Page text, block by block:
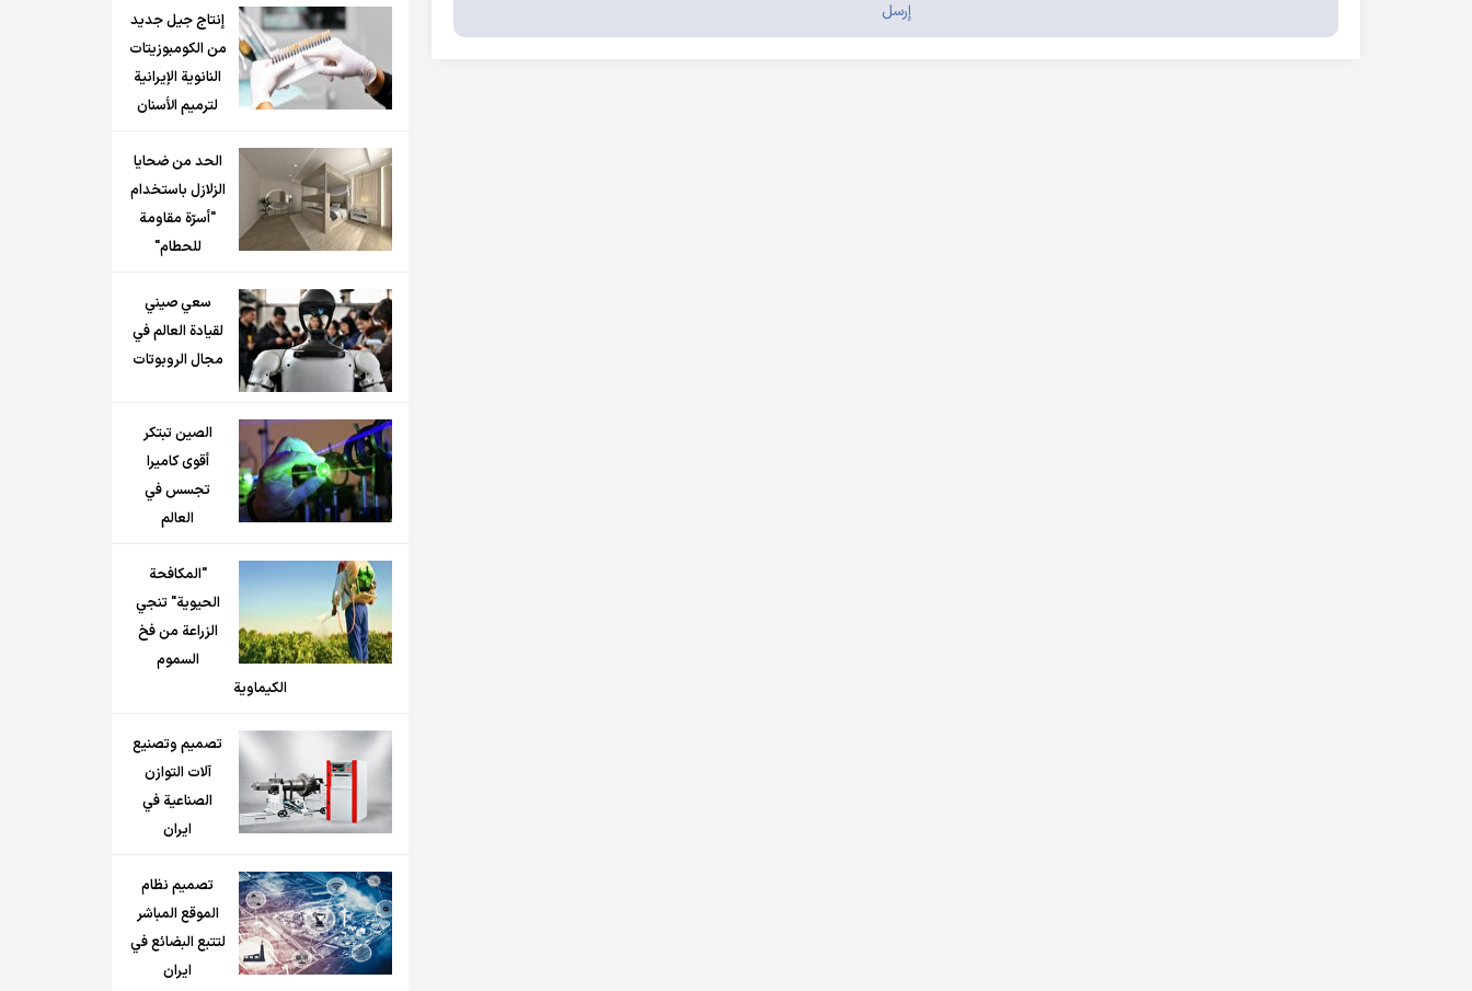
إنتاج جيل جديد
من الكومبوزيتات
النانوية الإيرانية
لترميم الأسنان
الحد من ضحايا
الزلازل باستخدام
"أسرّة مقاومة
للحطام"
سعي صيني
لقيادة العالم في
مجال الروبوتات
الصين تبتكر
أقوى كاميرا
تجسس في
العالم
"المكافحة
الحيوية" تنجي
الزراعة من فخ
السموم
الكيماوية
تصميم وتصنيع
آلات التوازن
الصناعية في
ايران
تصميم نظام
الموقع المباشر
لتتبع البضائع في
ايران